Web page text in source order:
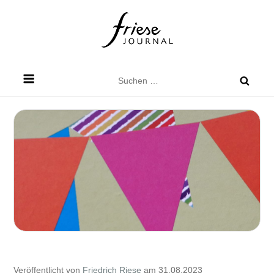
nach:
Veröffentlicht von Friedrich Riese am 31.08.2023